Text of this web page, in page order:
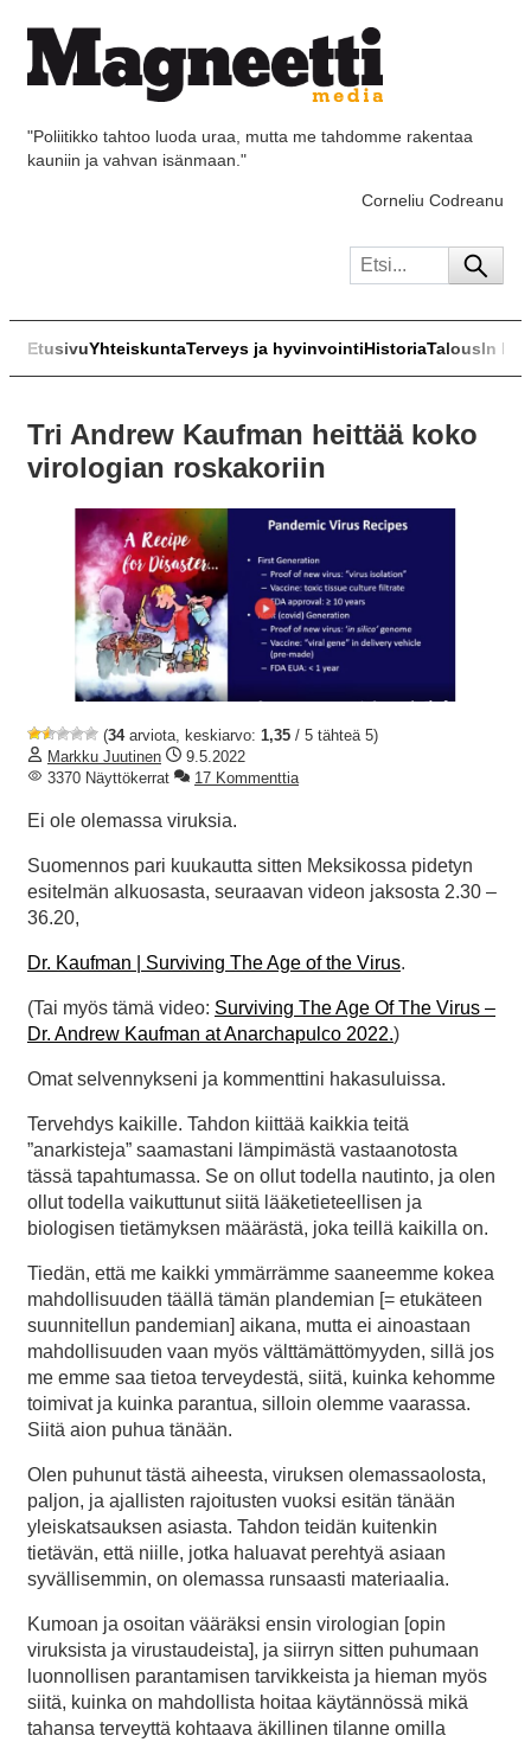
"Poliitikko tahtoo luoda uraa, mutta me tahdomme rakentaa
kauniin ja vahvan isänmaan."
Corneliu Codreanu
EtusivuYhteiskuntaTerveys ja hyvinvointiHistoriaTalousIn
Tri Andrew Kaufman heittää koko
virologian roskakoriin
(34arviota, keskiarvo: 1,35 / 5 tähteä 5)
Markku Juutinen
9.5.2022
3370 Näyttökerrat
17 Kommenttia
Ei ole olemassa viruksia.
Suomennos pari kuukautta sitten Meksikossa pidetyn
esitelmän alkuosasta, seuraavan videon jaksosta 2.30 –
36.20,
Dr. Kaufman | Surviving The Age of the Virus.
(Tai myös tämä video: Surviving The Age Of The Virus –
Dr. Andrew Kaufman at Anarchapulco 2022.)
Omat selvennykseni ja kommenttini hakasuluissa.
Tervehdys kaikille. Tahdon kiittää kaikkia teitä
”anarkisteja” saamastani lämpimästä vastaanotosta
tässä tapahtumassa. Se on ollut todella nautinto, ja olen
ollut todella vaikuttunut siitä lääketieteellisen ja
biologisen tietämyksen määrästä, joka teillä kaikilla on.
Tiedän, että me kaikki ymmärrämme saaneemme kokea
mahdollisuuden täällä tämän plandemian [= etukäteen
suunnitellun pandemian] aikana, mutta ei ainoastaan
mahdollisuuden vaan myös välttämättömyyden, sillä jos
me emme saa tietoa terveydestä, siitä, kuinka kehomme
toimivat ja kuinka parantua, silloin olemme vaarassa.
Siitä aion puhua tänään.
Olen puhunut tästä aiheesta, viruksen olemassaolosta,
paljon, ja ajallisten rajoitusten vuoksi esitän tänään
yleiskatsauksen asiasta. Tahdon teidän kuitenkin
tietävän, että niille, jotka haluavat perehtyä asiaan
syvällisemmin, on olemassa runsaasti materiaalia.
Kumoan ja osoitan vääräksi ensin virologian [opin
viruksista ja virustaudeista], ja siirryn sitten puhumaan
luonnollisen parantamisen tarvikkeista ja hieman myös
siitä, kuinka on mahdollista hoitaa käytännössä mikä
tahansa terveyttä kohtaava äkillinen tilanne omilla